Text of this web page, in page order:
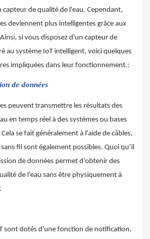
de qualité de l'eau. Cependant,
deviennent plus intelligentes grâce aux
si vous disposez d'un capteur de
au système IoT intelligent, voici quelques
impliquées dans leur fonctionnement.:
de données
peuvent transmettre les résultats des
en temps réel à des systèmes ou bases
se fait généralement à l'aide de câbles,
fil sont également possibles. Quoi qu’il
de données permet d’obtenir des
de l’eau sans être physiquement à
sont dotés d'une fonction de notification.